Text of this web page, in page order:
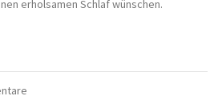
erholsamen Schlaf wünschen.